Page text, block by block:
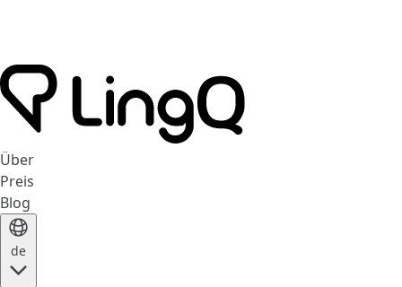
Über
Preis
Blog
de